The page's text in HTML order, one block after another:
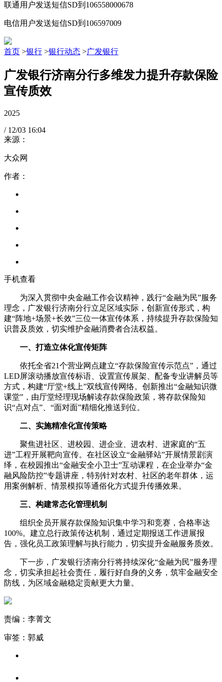
联通用户发送短信SD到106558000678
电信用户发送短信SD到106597009
首页 >银行 >银行动态 >广发银行
广发银行济南分行多维发力提升存款保险
宣传质效
2025
/ 12/03 16:04
来源：
大众网
作者：
手机查看
为深入贯彻中央金融工作会议精神，践行“金融为民”服务
理念，广发银行济南分行立足区域实际，创新宣传形式，构
建“阵地+场景+长效”三位一体宣传体系，持续提升存款保险知
识普及质效，切实维护金融消费者合法权益。
一、打造立体化宣传矩阵
依托全省21个营业网点建立“存款保险宣传示范点”，通过
LED屏滚动播放宣传标语、设置宣传展架、配备专业讲解员等
方式，构建“厅堂+线上”双线宣传网络。创新推出“金融知识微
课堂”，由厅堂经理现场解读存款保险政策，将存款保险知
识“点对点”、“面对面”精细化推送到位。
二、实施精准化宣传策略
聚焦进社区、进校园、进企业、进农村、进家庭的“五
进”工程开展靶向宣传。在社区设立“金融驿站”开展情景剧演
绎，在校园推出“金融安全小卫士”互动课程，在企业举办“金
融风险防控”专题讲座，特别针对农村、社区的老年群体，运
用案例解析、情景模拟等通俗化方式提升传播效果。
三、构建常态化管理机制
组织全员开展存款保险知识集中学习和竞赛，合格率达
100%。建立总行政策传达机制，通过定期报送工作进展报
告，强化员工政策理解与执行能力，切实提升金融服务质效。
下一步，广发银行济南分行将持续深化“金融为民”服务理
念，切实承担起社会责任，履行好自身的义务，筑牢金融安全
防线，为区域金融稳定贡献更大力量。
责编：李菁文
审签：郭威